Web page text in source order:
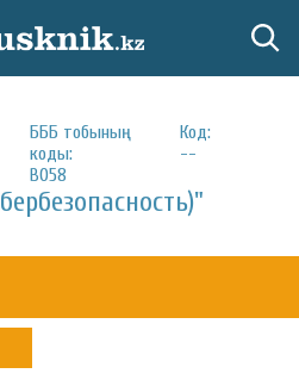
БББ тобының
коды:
B058
Код:
--